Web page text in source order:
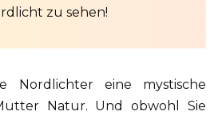
zu sehen!
Nordlichter eine mystische
Natur. Und obwohl Sie